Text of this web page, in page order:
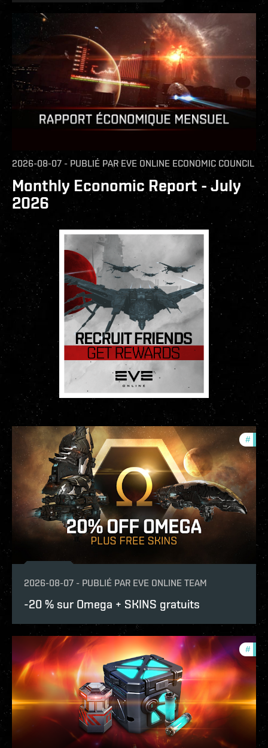
2026-08-07 - PUBLIÉ PAR EVE ONLINE ECONOMIC COUNCIL
Monthly Economic Report - July
2026
#
2026-08-07 - PUBLIÉ PAR EVE ONLINE TEAM
-20 % sur Omega + SKINS gratuits
#